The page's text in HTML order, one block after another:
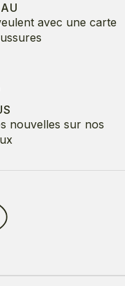
avec une carte
nouvelles sur nos